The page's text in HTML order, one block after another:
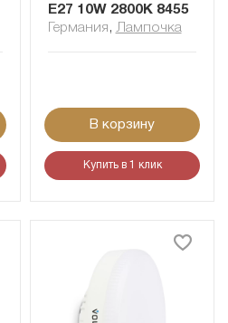
E27 10W 2800K 8455
Германия , Лампочка
В корзину
Купить в 1 клик